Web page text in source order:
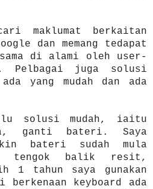
maklumat berkaitan
dan memang tedapat
sama di alami oleh user-
juga solusi
yang mudah dan ada
solusi mudah, iaitu
ganti bateri. Saya
bateri sudah mula
tengok balik resit,
1 tahun saya gunakan
keyboard ada